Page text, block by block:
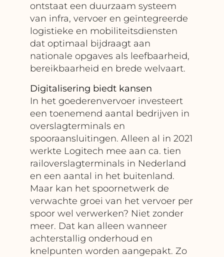
ontstaat een duurzaam systeem
van infra, vervoer en geïntegreerde
logistieke en mobiliteitsdiensten
dat optimaal bijdraagt aan
nationale opgaves als leefbaarheid,
bereikbaarheid en brede welvaart.
Digitalisering biedt kansen
In het goederenvervoer investeert
een toenemend aantal bedrijven in
overslagterminals en
spooraansluitingen. Alleen al in 2021
werkte Logitech mee aan ca. tien
railoverslagterminals in Nederland
en een aantal in het buitenland.
Maar kan het spoornetwerk de
verwachte groei van het vervoer per
spoor wel verwerken? Niet zonder
meer. Dat kan alleen wanneer
achterstallig onderhoud en
knelpunten worden aangepakt. Zo